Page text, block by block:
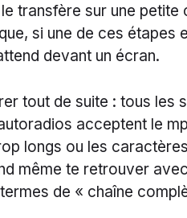
transfère sur une
si une de ces
devant un écran.
tout de suite : tous les
acceptent le
longs ou les
même te retrouver
de « chaîne